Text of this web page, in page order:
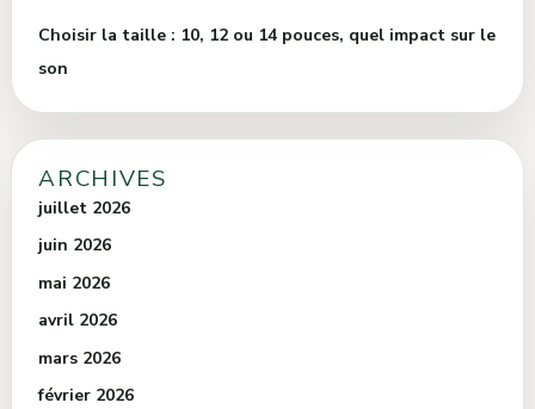
Choisir la taille : 10, 12 ou 14 pouces, quel impact sur le
son
ARCHIVES
juillet 2026
juin 2026
mai 2026
avril 2026
mars 2026
février 2026